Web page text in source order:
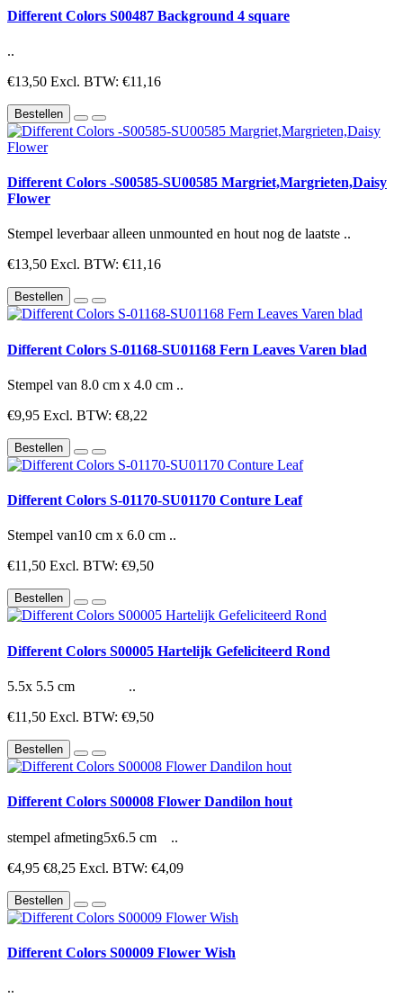
Different Colors S00487 Background 4 square
..
€13,50 Excl. BTW: €11,16
Bestellen
Different Colors -S00585-SU00585 Margriet,Margrieten,Daisy
Flower
Stempel leverbaar alleen unmounted en hout nog de laatste ..
€13,50 Excl. BTW: €11,16
Bestellen
Different Colors S-01168-SU01168 Fern Leaves Varen blad
Stempel van 8.0 cm x 4.0 cm ..
€9,95 Excl. BTW: €8,22
Bestellen
Different Colors S-01170-SU01170 Conture Leaf
Stempel van10 cm x 6.0 cm ..
€11,50 Excl. BTW: €9,50
Bestellen
Different Colors S00005 Hartelijk Gefeliciteerd Rond
5.5x 5.5 cm ..
€11,50 Excl. BTW: €9,50
Bestellen
Different Colors S00008 Flower Dandilon hout
stempel afmeting5x6.5 cm ..
€4,95 €8,25 Excl. BTW: €4,09
Bestellen
Different Colors S00009 Flower Wish
..